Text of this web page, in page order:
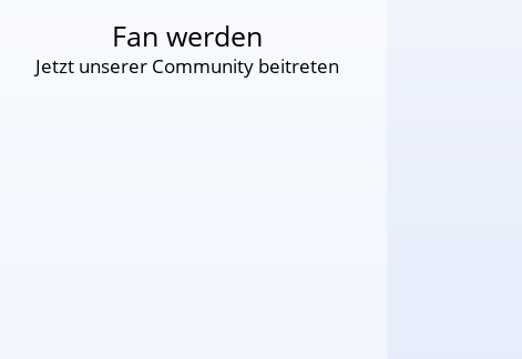
Fan werden
Jetzt unserer Community beitreten